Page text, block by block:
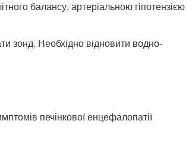
балансу, артеріальною гіпотензією
зонд. Необхідно відновити водно-
печінкової енцефалопатії